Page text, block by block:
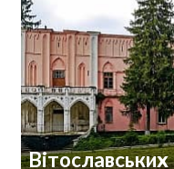
Вітославських